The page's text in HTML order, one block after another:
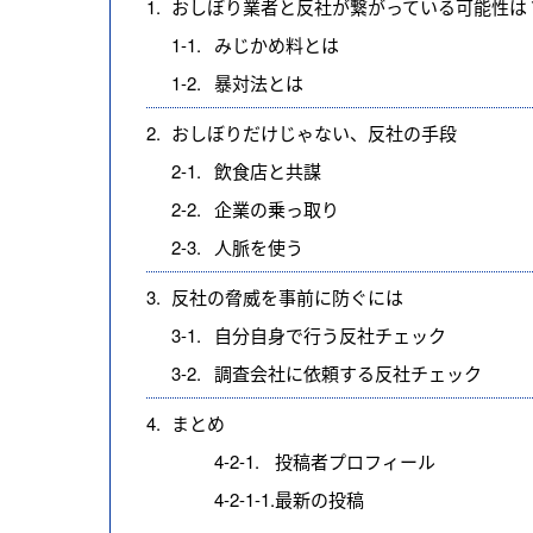
1. おしぼり業者と反社が繋がっている可能性は
1-1.
みじかめ料とは
1-2. 暴対法とは
2. おしぼりだけじゃない、反社の手段
2-1. 飲食店と共謀
2-2. 企業の乗っ取り
2-3.
人脈を使う
3. 反社の脅威を事前に防ぐには
3-1.
自分自身で行う反社チェック
3-2. 調査会社に依頼する反社チェック
4. まとめ
4-2-1.
投稿者プロフィール
4-2-1-1.最新の投稿